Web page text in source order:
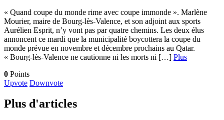
« Quand coupe du monde rime avec coupe immonde ». Marlène
Mourier, maire de Bourg-lès-Valence, et son adjoint aux sports
Aurélien Esprit, n’y vont pas par quatre chemins. Les deux élus
annoncent ce mardi que la municipalité boycottera la coupe du
monde prévue en novembre et décembre prochains au Qatar.
« Bourg-lès-Valence ne cautionne ni les morts ni […] Plus
0 Points
Upvote Downvote
Plus d'articles